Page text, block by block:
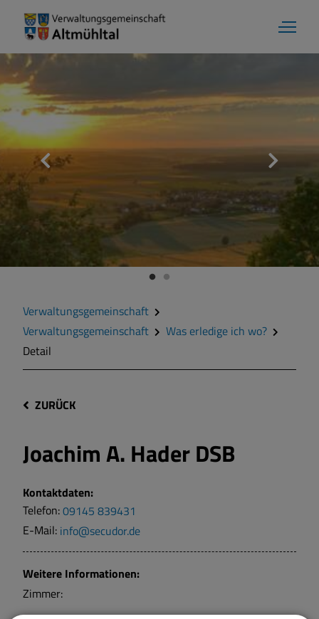
Verwaltungsgemeinschaft
Verwaltungsgemeinschaft
Was erledige ich wo?
Detail
ZURÜCK
Joachim A. Hader DSB
Kontaktdaten:
Telefon:09145 839431
E-Mail: info@secudor.de
Weitere Informationen:
Zimmer: